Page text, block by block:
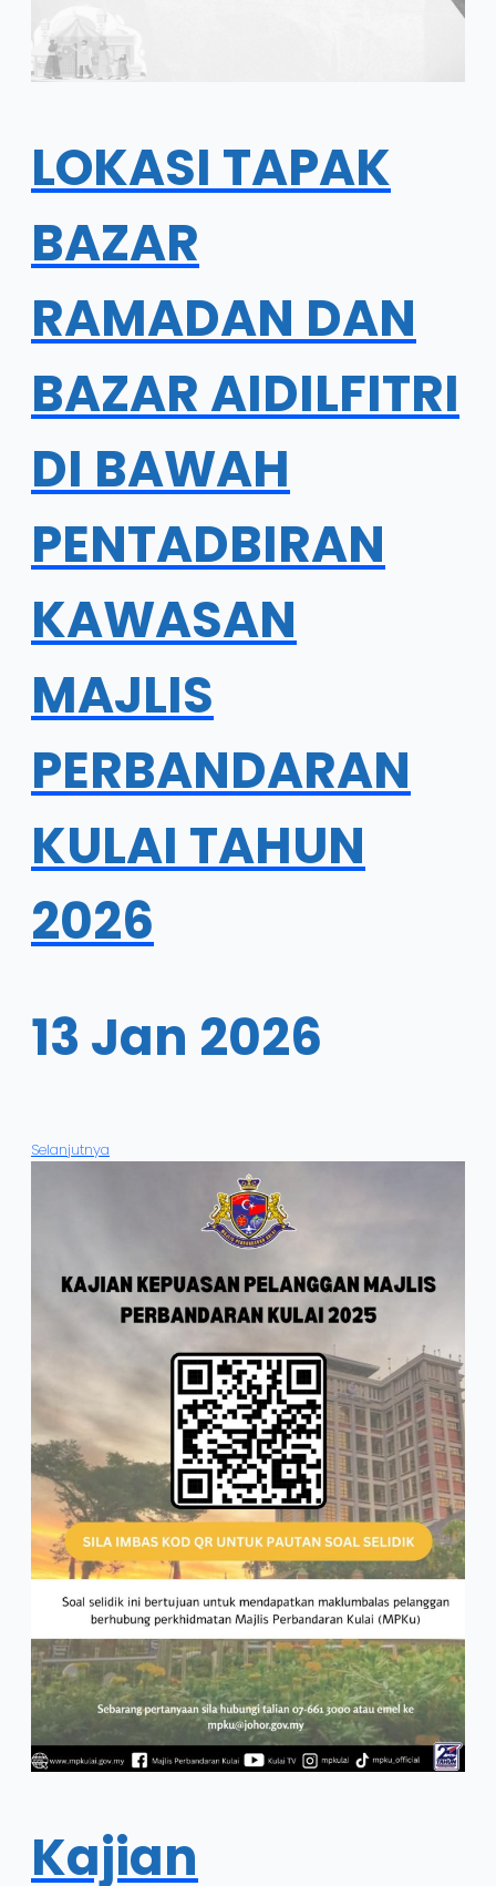
LOKASI TAPAK
BAZAR
RAMADAN DAN
BAZAR AIDILFITRI
DI BAWAH
PENTADBIRAN
KAWASAN
MAJLIS
PERBANDARAN
KULAI TAHUN
2026
13 Jan 2026
Selanjutnya
Kajian